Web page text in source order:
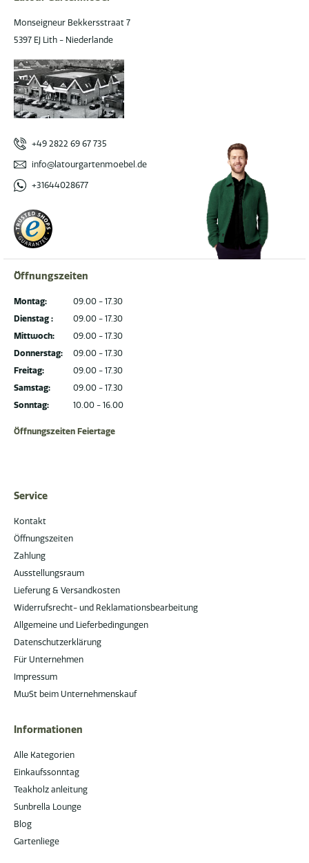
Monseigneur Bekkersstraat 7
5397 EJ Lith - Niederlande
+49 2822 69 67 735
info@latourgartenmoebel.de
+31644028677
Öffnungszeiten
Montag:
Dienstag :
Mittwoch:
Donnerstag:
Freitag:
Samstag:
Sonntag:
09.00 - 17.30
09.00 - 17.30
09.00 - 17.30
09.00 - 17.30
09.00 - 17.30
09.00 - 17.30
10.00 - 16.00
Öffnungszeiten Feiertage
Service
Kontakt
Öffnungszeiten
Zahlung
Ausstellungsraum
Lieferung & Versandkosten
Widerrufsrecht- und Reklamationsbearbeitung
Allgemeine und Lieferbedingungen
Datenschutzerklärung
Für Unternehmen
Impressum
MwSt beim Unternehmenskauf
Informationen
Alle Kategorien
Einkaufssonntag
Teakholz anleitung
Sunbrella Lounge
Blog
Gartenliege